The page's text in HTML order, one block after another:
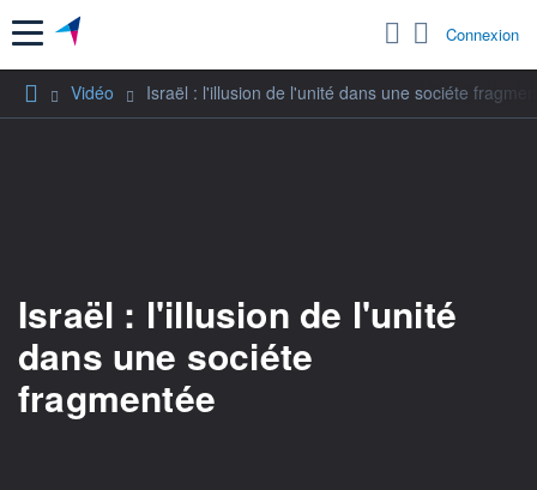
Menu Connexion
Vidéo Israël : l'illusion de l'unité dans une sociéte
Israël : l'illusion de l'unité
dans une sociéte
fragmentée